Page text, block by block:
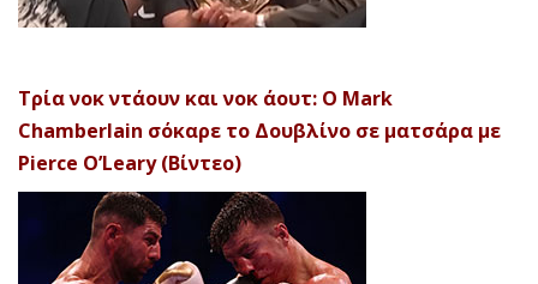
Τρία νοκ ντάουν και νοκ άουτ: Ο Mark
Chamberlain σόκαρε το Δουβλίνο σε ματσάρα με
Pierce O’Leary (Βίντεο)